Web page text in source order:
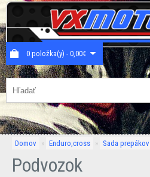
0 položka(y) - 0,00€
Domov » Enduro,cross » Sada
Podvozok